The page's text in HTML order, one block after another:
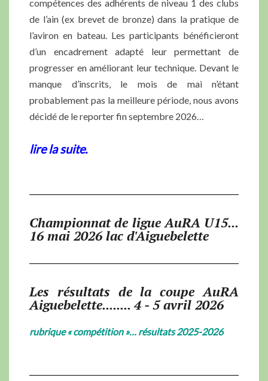
compétences des adhérents de niveau 1 des clubs
de l’ain (ex brevet de bronze) dans la pratique de
l’aviron en bateau. Les participants bénéficieront
d’un encadrement adapté leur permettant de
progresser en améliorant leur technique. Devant le
manque d’inscrits, le mois de mai n’étant
probablement pas la meilleure période, nous avons
décidé de le reporter fin septembre 2026…
lire la suite.
Championnat de ligue AuRA U15...
16 mai 2026 lac d'Aiguebelette
Les résultats de la coupe AuRA
Aiguebelette........ 4 - 5 avril 2026
rubrique « compétition »… résultats 2025-2026